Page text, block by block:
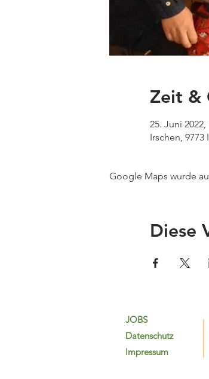
Zeit &
25. Juni 2022,
Irschen, 9773
Google Maps wurde
Diese
JOBS
Datenschutz
Impressum